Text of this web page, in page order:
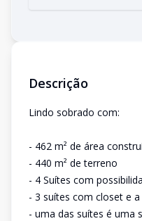
Descrição
Lindo sobrado com:
- 462 m² de área
- 440 m² de terreno
- 4 Suítes com
- 3 suítes com closet e
- uma das suítes é uma